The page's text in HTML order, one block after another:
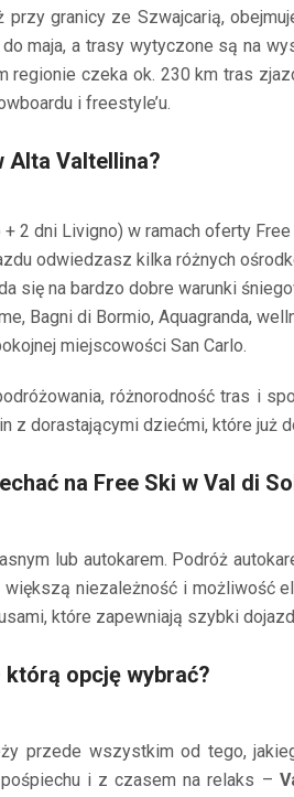
przy granicy ze Szwajcarią,
maja, a trasy wytyczone są na
regionie czeka ok. 230 km tras
i freestyle’u.
Alta Valtellina?
2 dni Livigno) w ramach oferty Free
odwiedzasz kilka różnych
się na bardzo dobre warunki
Bagni di Bormio, Aquagranda,
miejscowości San Carlo.
różnorodność tras i
z dorastającymi dziećmi, które już
na Free Ski w Val di
lub autokarem. Podróż
niezależność i możliwość
które zapewniają szybki
którą opcję wybrać?
przede wszystkim od tego,
i z czasem na relaks –